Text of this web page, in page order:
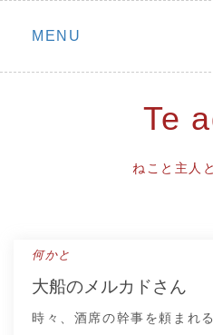
Skip
MENU
Te
ねこと主人
何かと
大船のメルカドさん
時々、酒席の幹事を頼まれ